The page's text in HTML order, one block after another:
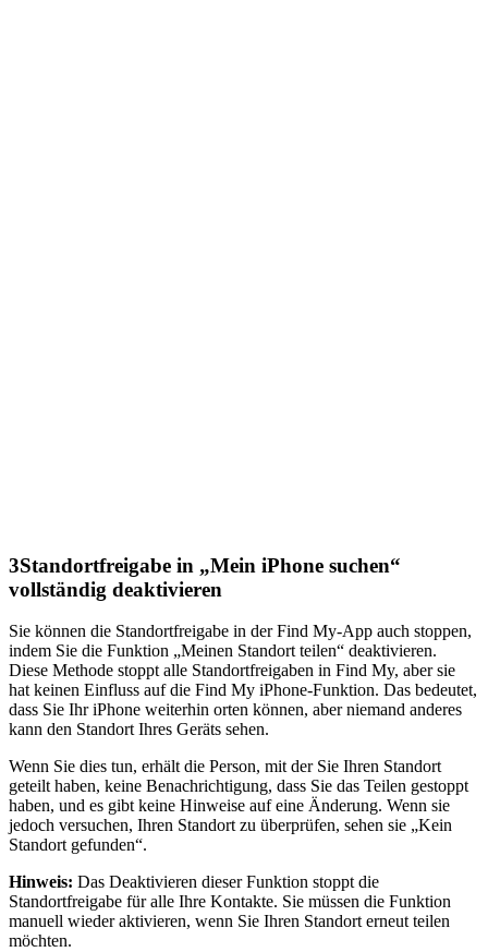
3Standortfreigabe in „Mein iPhone suchen“
vollständig deaktivieren
Sie können die Standortfreigabe in der Find My-App auch stoppen,
indem Sie die Funktion „Meinen Standort teilen“ deaktivieren.
Diese Methode stoppt alle Standortfreigaben in Find My, aber sie
hat keinen Einfluss auf die Find My iPhone-Funktion. Das bedeutet,
dass Sie Ihr iPhone weiterhin orten können, aber niemand anderes
kann den Standort Ihres Geräts sehen.
Wenn Sie dies tun, erhält die Person, mit der Sie Ihren Standort
geteilt haben, keine Benachrichtigung, dass Sie das Teilen gestoppt
haben, und es gibt keine Hinweise auf eine Änderung. Wenn sie
jedoch versuchen, Ihren Standort zu überprüfen, sehen sie „Kein
Standort gefunden“.
Hinweis: Das Deaktivieren dieser Funktion stoppt die
Standortfreigabe für alle Ihre Kontakte. Sie müssen die Funktion
manuell wieder aktivieren, wenn Sie Ihren Standort erneut teilen
möchten.